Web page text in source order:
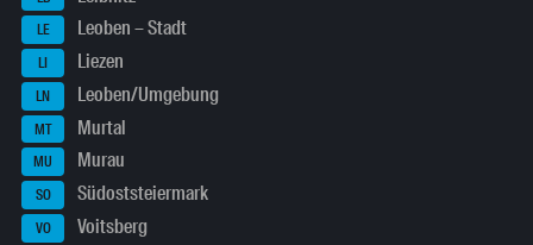
LE Leoben – Stadt
LI Liezen
LN Leoben/Umgebung
MT Murtal
MU Murau
SO Südoststeiermark
VO Voitsberg